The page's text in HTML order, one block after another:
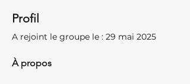
Profil
A rejoint le groupe le : 29 mai 2025
À propos